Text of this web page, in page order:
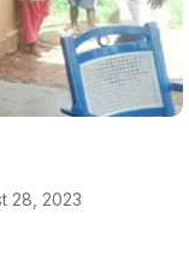
28, 2023